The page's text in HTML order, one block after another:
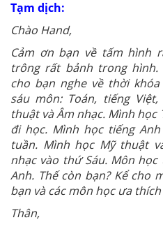
Tạm dịch:
Chào Hand,
Cảm ơn bạn về tấm hình
trông rất bảnh trong
cho bạn nghe về thời
sáu môn: Toán, tiếng
thuật và Âm nhạc. Mình học
đi học. Mình học tiếng
tuần. Mình học Mỹ thuật
nhạc vào thứ Sáu. Môn
Anh. Thế còn bạn? Kể cho
bạn và các môn học ưa
Thân,